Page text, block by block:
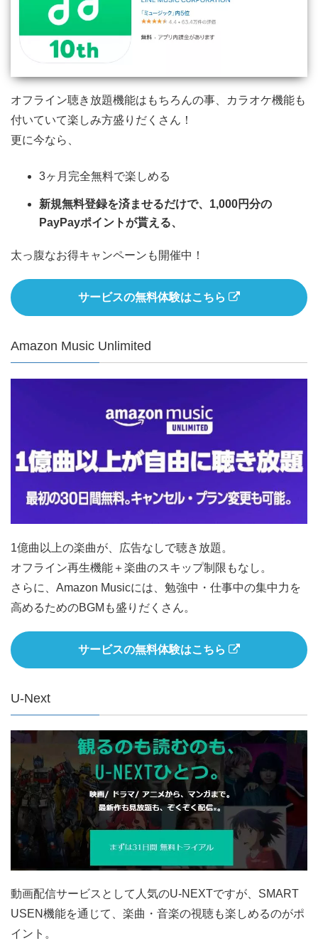
オフライン聴き放題機能はもちろんの事、カラオケ機能も
付いていて楽しみ方盛りだくさん！
更に今なら、
3ヶ月完全無料で楽しめる
新規無料登録を済ませるだけで、1,000円分の
PayPayポイントが貰える、
太っ腹なお得キャンペーンも開催中！
サービスの無料体験はこちら
Amazon Music Unlimited
1億曲以上の楽曲が、広告なしで聴き放題。
オフライン再生機能＋楽曲のスキップ制限もなし。
さらに、Amazon Musicには、勉強中・仕事中の集中力を
高めるためのBGMも盛りだくさん。
サービスの無料体験はこちら
U-Next
動画配信サービスとして人気のU-NEXTですが、SMART
USEN機能を通じて、楽曲・音楽の視聴も楽しめるのがポ
イント。